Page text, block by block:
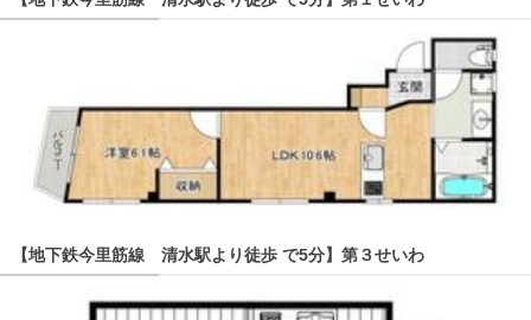
【地下鉄今里筋線 清水駅より徒歩 で5分】第３せいわ